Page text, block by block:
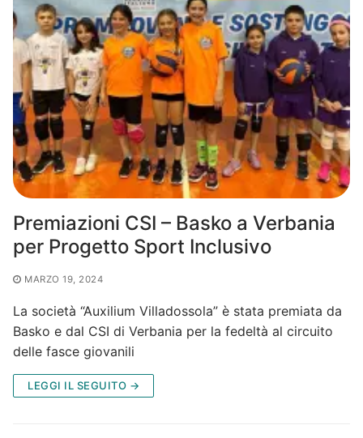
Premiazioni CSI – Basko a Verbania
per Progetto Sport Inclusivo
MARZO 19, 2024
La società “Auxilium Villadossola” è stata premiata da
Basko e dal CSI di Verbania per la fedeltà al circuito
delle fasce giovanili
LEGGI IL SEGUITO →